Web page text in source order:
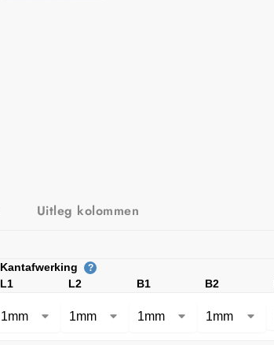
Uitleg kolommen
Kantafwerking ?
L1 L2 B1 B2